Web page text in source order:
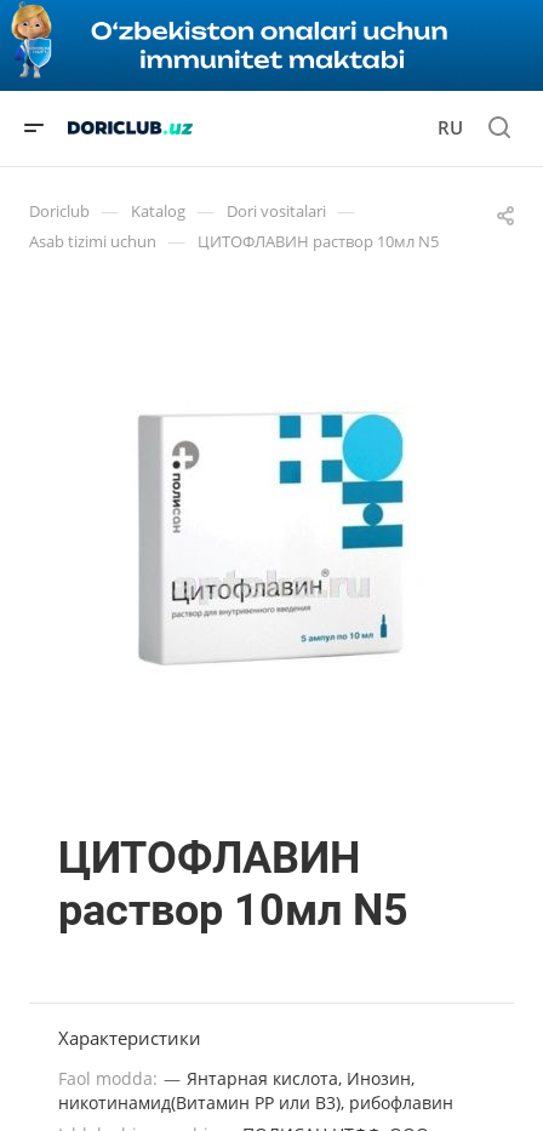
RU
Doriclub — Katalog — Dori vositalari —
Asab tizimi uchun — ЦИТОФЛАВИН раствор 10мл N5
ЦИТОФЛАВИН
раствор 10мл N5
Характеристики
Faol modda: — Янтарная кислота, Инозин,
никотинамид(Витамин РР или В3), рибофлавин